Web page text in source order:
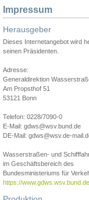
Impressum
Herausgeber
Dieses Internetangebot wird
seinen Präsidenten.
Adresse:
Generaldirektion
Am Propsthof 51
53121 Bonn
Telefon: 0228/7090-0
E-Mail: gdws@wsv.bund.de
DE-Mail: gdws@wsv.de-
Wasserstraßen- und
im Geschäftsbereich des
Bundesministeriums für
https://